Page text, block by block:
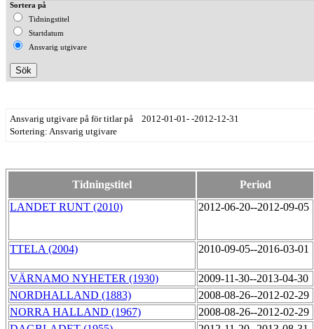
Sortera på
Tidningstitel
Startdatum
Ansvarig utgivare
Ansvarig utgivare på för titlar på 2012-01-01- -2012-12-31
Sortering: Ansvarig utgivare
Tidningstitel
Period
LANDET RUNT (2010)
2012-06-20--2012-09-05
TTELA (2004) 2010-09-05--2016-03-01
VÄRNAMO NYHETER (1930)
2009-11-30--2013-04-30
NORDHALLAND (1883)
2008-08-26--2012-02-29
NORRA HALLAND (1967)
2008-08-26--2012-02-29